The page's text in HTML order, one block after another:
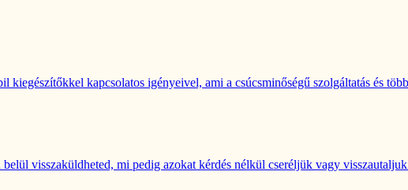
kapcsolatos igényeivel, ami a csúcsminőségű szolgáltatás és
visszaküldheted, mi pedig azokat kérdés nélkül cseréljük vagy